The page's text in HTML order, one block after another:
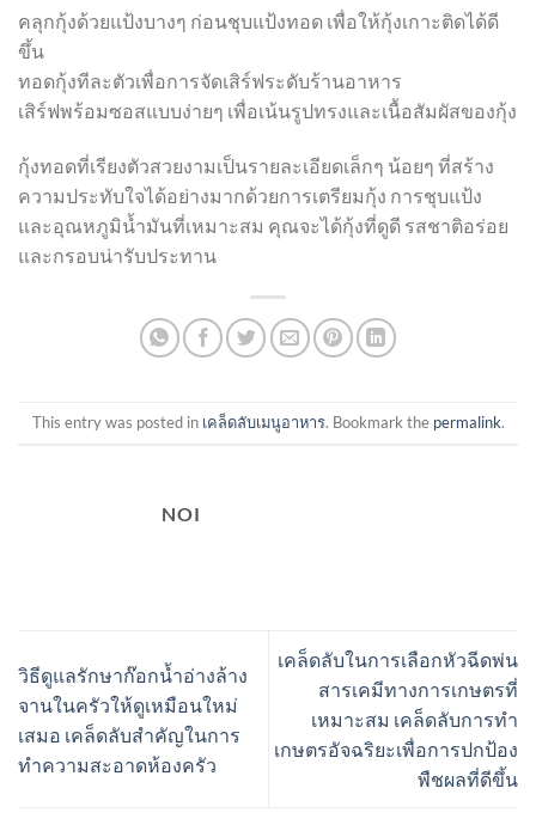
คลุกกุ้งด้วยแป้งบางๆ ก่อนชุบแป้งทอด เพื่อให้กุ้งเกาะติดได้ดี
ขึ้น
ทอดกุ้งทีละตัวเพื่อการจัดเสิร์ฟระดับร้านอาหาร
เสิร์ฟพร้อมซอสแบบง่ายๆ เพื่อเน้นรูปทรงและเนื้อสัมผัสของกุ้ง
กุ้งทอดที่เรียงตัวสวยงามเป็นรายละเอียดเล็กๆ น้อยๆ ที่สร้าง
ความประทับใจได้อย่างมากด้วยการเตรียมกุ้ง การชุบแป้ง
และอุณหภูมิน้ำมันที่เหมาะสม คุณจะได้กุ้งที่ดูดี รสชาติอร่อย
และกรอบน่ารับประทาน
This entry was posted in เคล็ดลับเมนูอาหาร. Bookmark the permalink.
NOI
วิธีดูแลรักษาก๊อกน้ำอ่างล้าง
จานในครัวให้ดูเหมือนใหม่
เสมอ เคล็ดลับสำคัญในการ
ทำความสะอาดห้องครัว
เคล็ดลับในการเลือกหัวฉีดพ่น
สารเคมีทางการเกษตรที่
เหมาะสม เคล็ดลับการทำ
เกษตรอัจฉริยะเพื่อการปกป้อง
พืชผลที่ดีขึ้น